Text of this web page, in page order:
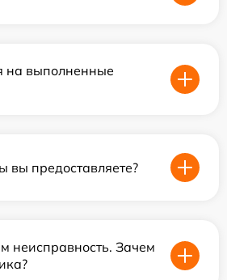
на выполненные
вы предоставляете?
неисправность. Зачем